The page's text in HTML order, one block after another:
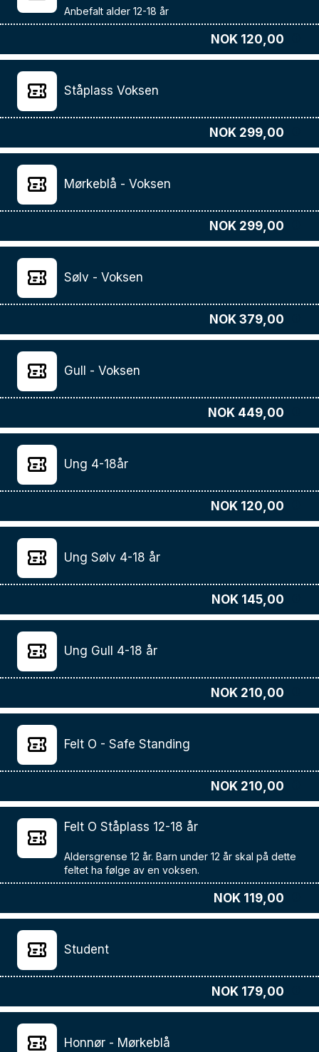
NOK 120,00
Ståplass Voksen
NOK 299,00
Mørkeblå - Voksen
NOK 299,00
Sølv - Voksen
NOK 379,00
Gull - Voksen
NOK 449,00
Ung 4-18år
NOK 120,00
Ung Sølv 4-18 år
NOK 145,00
Ung Gull 4-18 år
NOK 210,00
Felt O - Safe Standing
NOK 210,00
Felt O Ståplass 12-18 år
Aldersgrense 12 år. Barn under 12 år skal på dette
NOK 119,00
Student
NOK 179,00
Honnør - Mørkeblå